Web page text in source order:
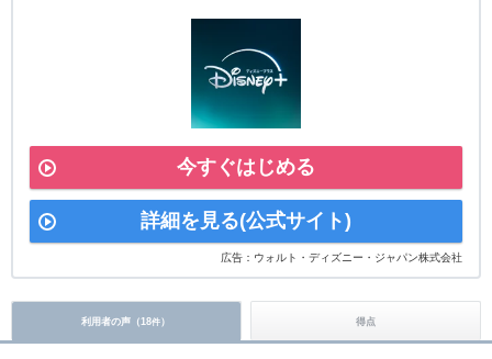
今すぐはじめる
詳細を見る(公式サイト)
広告：ウォルト・ディズニー・ジャパン株式会社
利用者の声（18件） 得点